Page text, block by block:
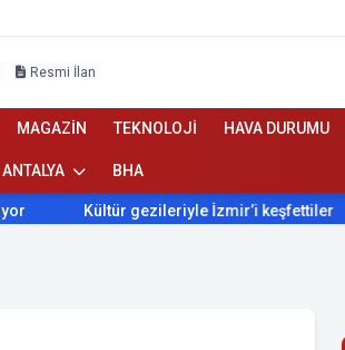
Resmi İlan
MAGAZİN TEKNOLOJİ HAVA DURUMU
ANTALYA BHA
Kültür gezileriyle İzmir’i keşfettiler